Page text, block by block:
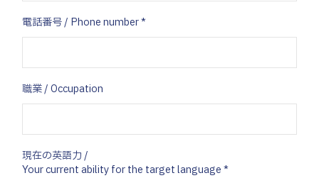
電話番号 / Phone number *
職業 / Occupation
現在の英語力 /
Your current ability for the target language *